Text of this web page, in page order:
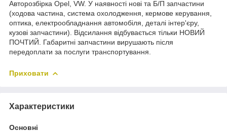
Авторозбірка Opel, VW. У наявності нові та Б/П запчастини
(ходова частина, система охолодження, кермове керування,
оптика, електрообладнання автомобіля, деталі інтер'єру,
кузові запчастини). Відсилання відбувається тільки НОВИЙ
ПОЧТИЙ. Габаритні запчастини вирушають після
передоплати за послуги транспортування.
Приховати
Характеристики
Основні